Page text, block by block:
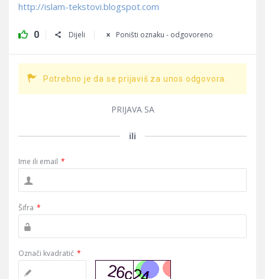
http://islam-tekstovi.blogspot.com
0 Dijeli Poništi oznaku - odgovoreno
Potrebno je da se prijaviš za unos odgovora.
PRIJAVA SA
ili
Ime ili email *
Šifra *
Označi kvadratić *